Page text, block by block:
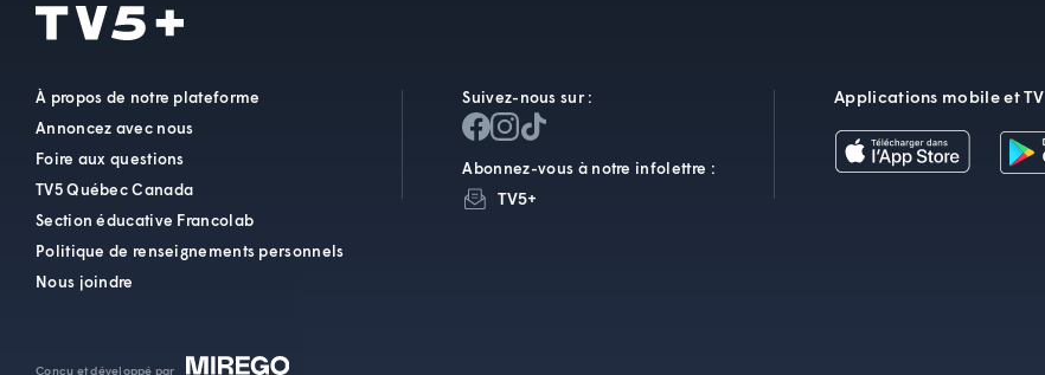
À propos de notre plateforme
Annoncez avec nous
Foire aux questions
TV5 Québec Canada
Section éducative Francolab
Politique de renseignements personnels
Nous joindre
Suivez-nous sur :
Abonnez-vous à notre infolettre :
TV5+
Applications mobile et TV
Conçu et développé par